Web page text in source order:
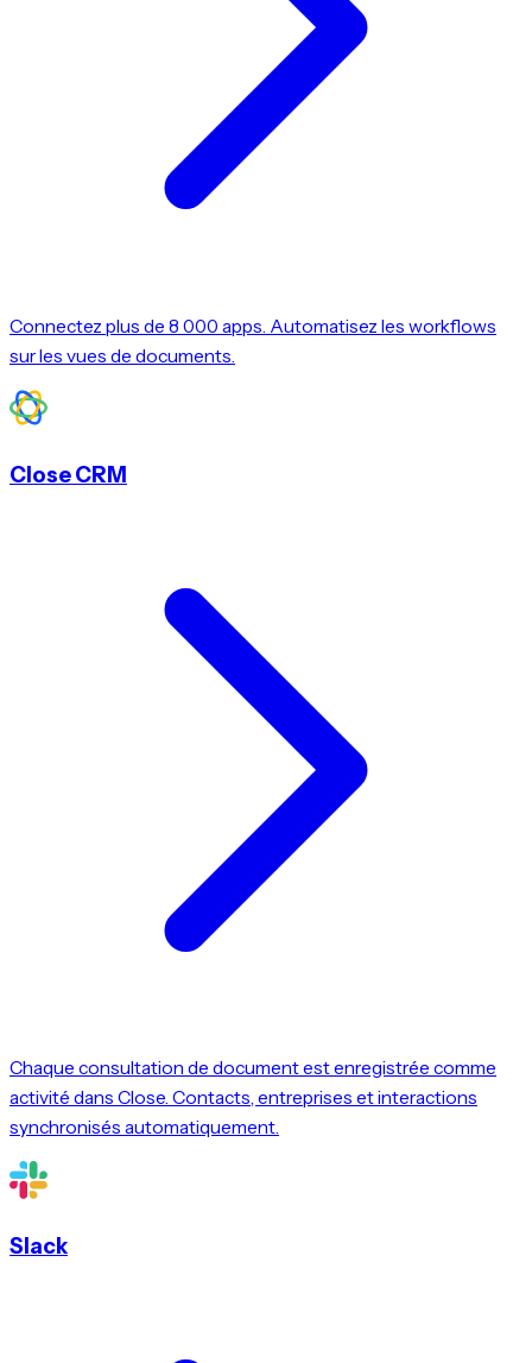
Connectez plus de 8 000 apps. Automatisez les workflows
sur les vues de documents.
Close CRM
Chaque consultation de document est enregistrée comme
activité dans Close. Contacts, entreprises et interactions
synchronisés automatiquement.
Slack